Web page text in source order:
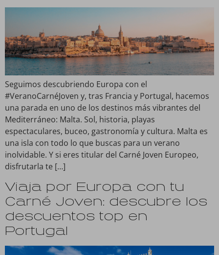
Seguimos descubriendo Europa con el
#VeranoCarnéJoven y, tras Francia y Portugal, hacemos
una parada en uno de los destinos más vibrantes del
Mediterráneo: Malta. Sol, historia, playas
espectaculares, buceo, gastronomía y cultura. Malta es
una isla con todo lo que buscas para un verano
inolvidable. Y si eres titular del Carné Joven Europeo,
disfrutarla te […]
Viaja por Europa con tu
Carné Joven: descubre los
descuentos top en
Portugal